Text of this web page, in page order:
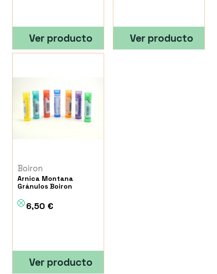
Ver producto Ver producto
Boiron
Arnica Montana
Gránulos Boiron
6,50 €
Ver producto